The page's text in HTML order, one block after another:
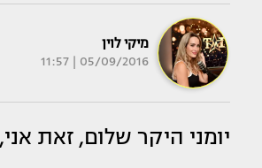
מיקי לוין
05/09/2016 | 11:57
יומני היקר שלום, זאת אני,